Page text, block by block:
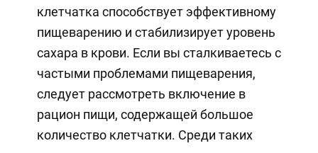
клетчатка способствует эффективному
пищеварению и стабилизирует уровень
сахара в крови. Если вы сталкиваетесь с
частыми проблемами пищеварения,
следует рассмотреть включение в
рацион пищи, содержащей большое
количество клетчатки. Среди таких